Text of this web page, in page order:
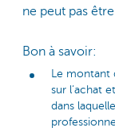
ne peut pas
Bon à savoir:
Le montant
sur l’achat
dans